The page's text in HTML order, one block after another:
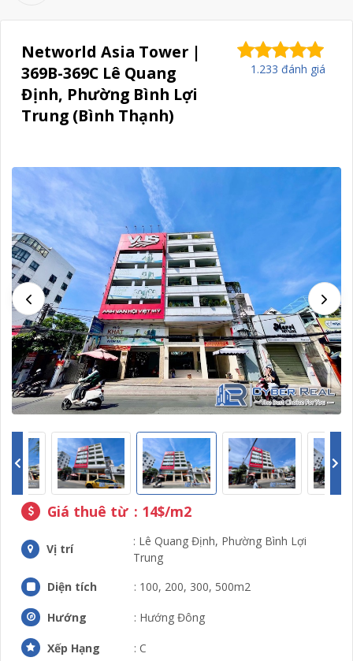
Networld Asia Tower |
369B-369C Lê Quang
Định, Phường Bình Lợi
Trung (Bình Thạnh)
1.233 đánh giá
Giá thuê từ : 14$/m2
Vị trí
: Lê Quang Định, Phường Bình Lợi
Trung
Diện tích
: 100, 200, 300, 500m2
Hướng : Hướng Đông
Xếp Hạng : C